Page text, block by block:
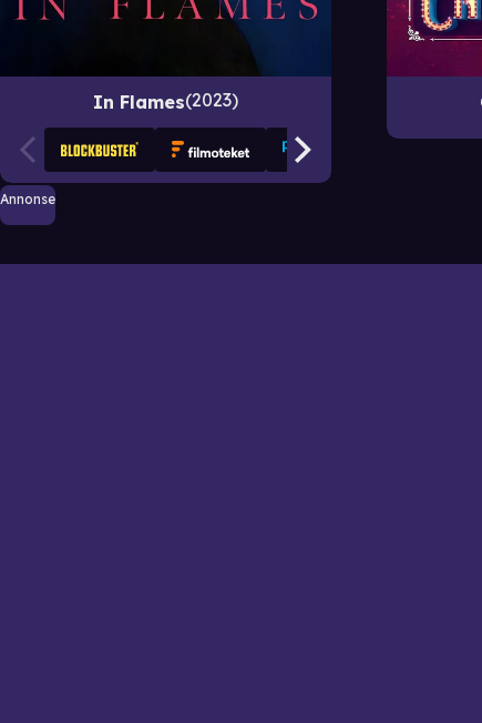
In Flames 2023
Annonse